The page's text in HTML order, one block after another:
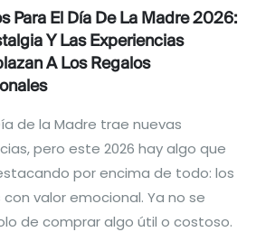
Para El Día De La Madre 2026:
Y Las Experiencias
A Los Regalos
de la Madre trae nuevas
pero este 2026 hay algo que
por encima de todo: los
valor emocional. Ya no se
de comprar algo útil o costoso.